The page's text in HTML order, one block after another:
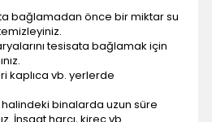
bağlamadan önce bir miktar su
tesisata bağlamak için
kaplıca vb. yerlerde
binalarda uzun süre